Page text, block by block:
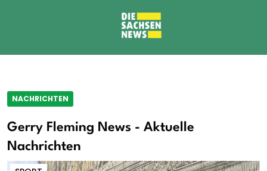
NACHRICHTEN
Gerry Fleming News - Aktuelle
Nachrichten